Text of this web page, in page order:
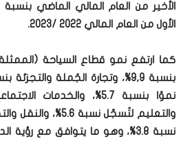
الأول من العام المالي 2022 /2023.
كما ارتفع نمو قطاع السياحة
نموًا بنسبة 5.7%،
نسبة 3.8%، وهو ما يتوافق مع رؤية